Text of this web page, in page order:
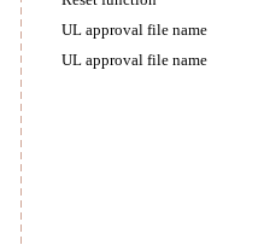
UL approval file name
UL approval file name